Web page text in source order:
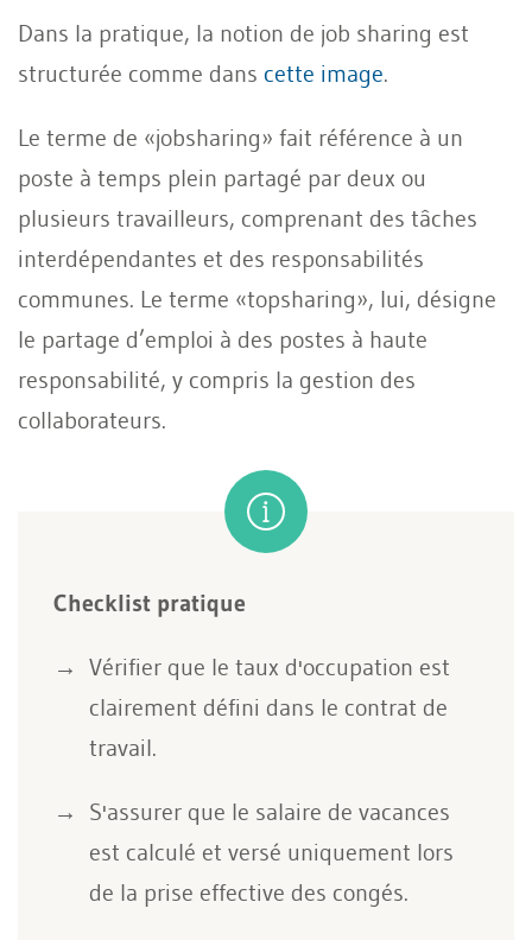
Dans la pratique, la notion de job sharing est
structurée comme dans cette image.
Le terme de «jobsharing» fait référence à un
poste à temps plein partagé par deux ou
plusieurs travailleurs, comprenant des tâches
interdépendantes et des responsabilités
communes. Le terme «topsharing», lui, désigne
le partage d’emploi à des postes à haute
responsabilité, y compris la gestion des
collaborateurs.
Checklist pratique
Vérifier que le taux d'occupation est
clairement défini dans le contrat de
travail.
S'assurer que le salaire de vacances
est calculé et versé uniquement lors
de la prise effective des congés.